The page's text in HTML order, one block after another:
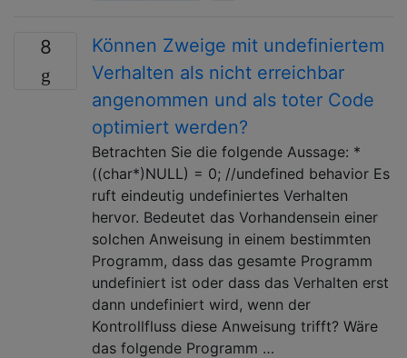
8
Können Zweige mit undefiniertem
Verhalten als nicht erreichbar
angenommen und als toter Code
optimiert werden?
Betrachten Sie die folgende Aussage: *
((char*)NULL) = 0; //undefined behavior Es
ruft eindeutig undefiniertes Verhalten
hervor. Bedeutet das Vorhandensein einer
solchen Anweisung in einem bestimmten
Programm, dass das gesamte Programm
undefiniert ist oder dass das Verhalten erst
dann undefiniert wird, wenn der
Kontrollfluss diese Anweisung trifft? Wäre
das folgende Programm …